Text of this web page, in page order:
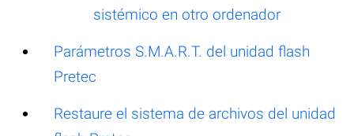
sistémico en otro ordenador
Parámetros S.M.A.R.T. del unidad flash
Pretec
Restaure el sistema de archivos del unidad